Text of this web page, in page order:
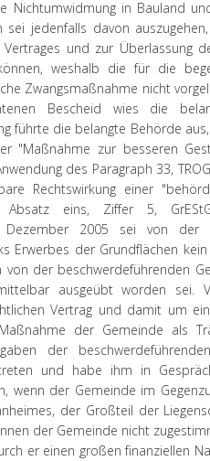
Nichtumwidmung in Bauland
sei jedenfalls davon
und zur Überlassung
weshalb die für die
Zwangsmaßnahme nicht
Bescheid wies die
führte die belangte Behörde
"Maßnahme zur besseren
des Paragraph 33,
Rechtswirkung einer
Absatz eins, Ziffer 5,
Dezember 2005 sei von der
Erwerbes der Grundflächen
der beschwerdeführenden
ausgeübt worden
Vertrag und damit um
der Gemeinde als
der
und habe ihm in
wenn der Gemeinde im
der Großteil der
der Gemeinde nicht
er einen großen finanziellen